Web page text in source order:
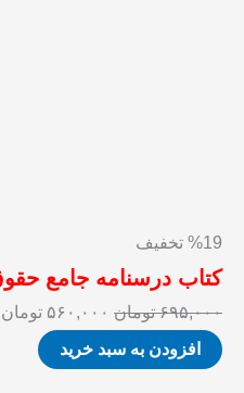
%19 تخفیف
کتاب درسنامه جامع
۶۹۵,۰۰۰ تومان ۵۶۰,۰۰۰ تومان
افزودن به سبد خرید